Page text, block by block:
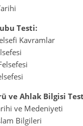
Testi:
Kavramlar
ve Ahlak Bilgisi
ve Medeniyeti
Bilgileri